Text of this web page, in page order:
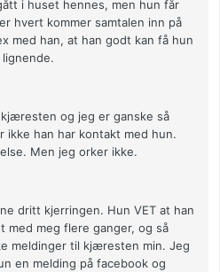
i huset hennes, men hun får
hvert kommer samtalen inn på
med han, at han godt kan få hun
og jeg er ganske så
ikke han har kontakt med hun.
Men jeg orker ikke.
dritt kjerringen. Hun VET at han
meg flere ganger, og så
meldinger til kjæresten min. Jeg
en melding på facebook og